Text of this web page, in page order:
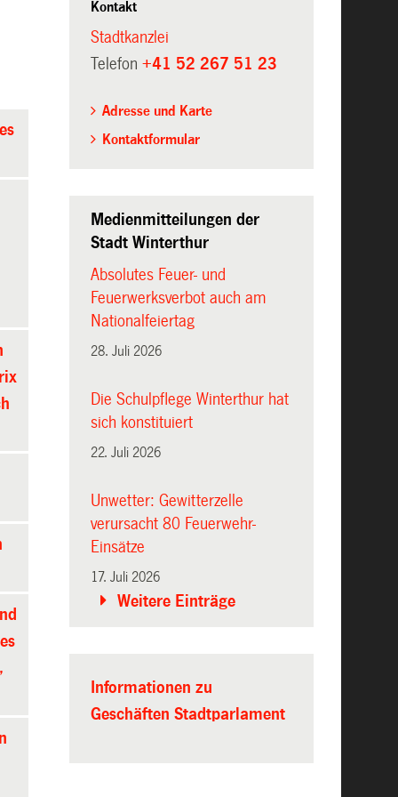
Kontakt
Stadtkanzlei
Telefon +41 52 267 51 23
Adresse und Karte
Kontaktformular
Medienmitteilungen der
Stadt Winterthur
Absolutes Feuer- und
Feuerwerksverbot auch am
Nationalfeiertag
28. Juli 2026
Die Schulpflege Winterthur hat
sich konstituiert
22. Juli 2026
Unwetter: Gewitterzelle
verursacht 80 Feuerwehr-
Einsätze
17. Juli 2026
Weitere Einträge
Informationen zu
Geschäften Stadtparlament